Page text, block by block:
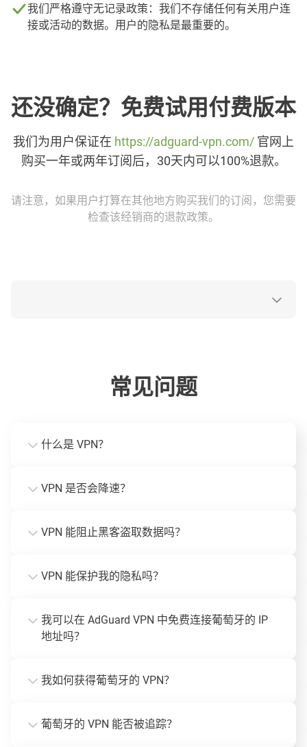
我们严格遵守无记录政策：我们不存储任何有关用户连
接或活动的数据。用户的隐私是最重要的。
还没确定？免费试用付费版本
我们为用户保证在 https://adguard-vpn.com/ 官网上
购买一年或两年订阅后，30天内可以100%退款。
请注意，如果用户打算在其他地方购买我们的订阅，您需要
检查该经销商的退款政策。
常见问题
什么是 VPN？
VPN 是否会降速？
VPN 能阻止黑客盗取数据吗？
VPN 能保护我的隐私吗？
我可以在 AdGuard VPN 中免费连接葡萄牙的 IP
地址吗？
我如何获得葡萄牙的 VPN？
葡萄牙的 VPN 能否被追踪？